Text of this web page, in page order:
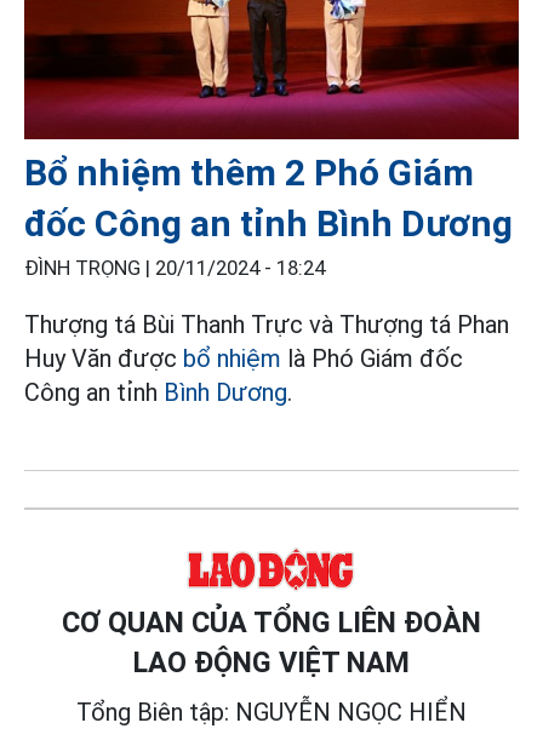
Bổ nhiệm thêm 2 Phó Giám
đốc Công an tỉnh Bình Dương
ĐÌNH TRỌNG | 20/11/2024 - 18:24
Thượng tá Bùi Thanh Trực và Thượng tá Phan
Huy Văn được bổ nhiệm là Phó Giám đốc
Công an tỉnh Bình Dương.
CƠ QUAN CỦA TỔNG LIÊN ĐOÀN
LAO ĐỘNG VIỆT NAM
Tổng Biên tập: NGUYỄN NGỌC HIỂN